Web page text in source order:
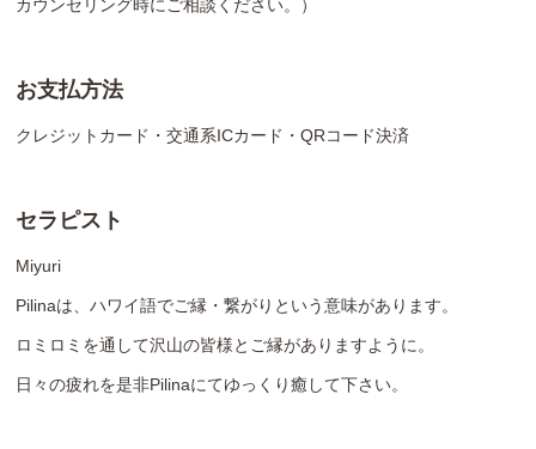
カウンセリング時にご相談ください。）
お支払方法
クレジットカード・交通系ICカード・QRコード決済
セラピスト
Miyuri
Pilinaは、ハワイ語でご縁・繋がりという意味があります。
ロミロミを通して沢山の皆様とご縁がありますように。
日々の疲れを是非Pilinaにてゆっくり癒して下さい。